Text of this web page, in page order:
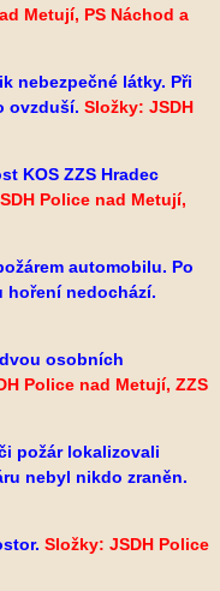
Metují, PS Náchod a
nebezpečné látky. Při
ovzduší. Složky: JSDH
KOS ZZS Hradec
Police nad Metují,
automobilu. Po
hoření nedochází.
osobních
Police nad Metují, ZZS
požár lokalizovali
nebyl nikdo zraněn.
Složky: JSDH Police